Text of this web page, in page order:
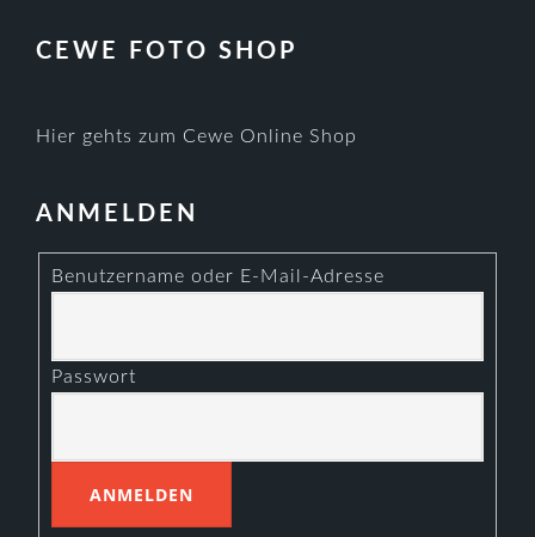
CEWE FOTO SHOP
Hier gehts zum Cewe Online Shop
ANMELDEN
Benutzername oder E-Mail-Adresse
Passwort